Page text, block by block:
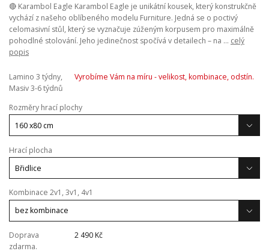
🔴 Karambol Eagle Karambol Eagle je unikátní kousek, který konstrukčně
vychází z našeho oblíbeného modelu Furniture. Jedná se o poctivý
celomasivní stůl, který se vyznačuje zúženým korpusem pro maximálně
pohodlné stolování. Jeho jedinečnost spočívá v detailech – na ... celý
popis
Lamino 3 týdny,
Masiv 3-6 týdnů
Vyrobíme Vám na míru - velikost, kombinace, odstín.
Rozměry hrací plochy
Hrací plocha
Kombinace 2v1, 3v1, 4v1
Doprava
zdarma.
2 490 Kč